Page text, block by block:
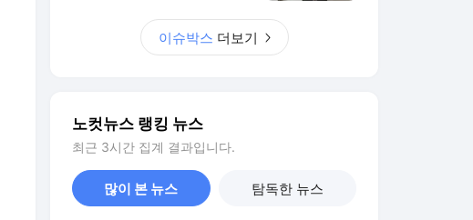
이슈박스 더보기
노컷뉴스 랭킹 뉴스
최근 3시간 집계 결과입니다.
많이 본 뉴스 탐독한 뉴스